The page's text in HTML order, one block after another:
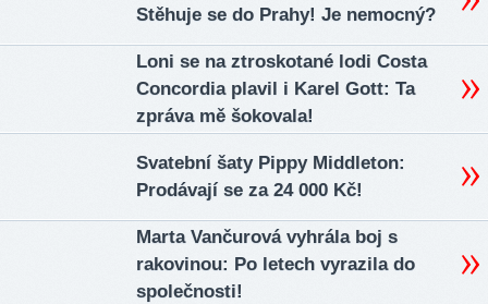
Stěhuje se do Prahy! Je nemocný?
Loni se na ztroskotané lodi Costa
Concordia plavil i Karel Gott: Ta
zpráva mě šokovala!
Svatební šaty Pippy Middleton:
Prodávají se za 24 000 Kč!
Marta Vančurová vyhrála boj s
rakovinou: Po letech vyrazila do
společnosti!